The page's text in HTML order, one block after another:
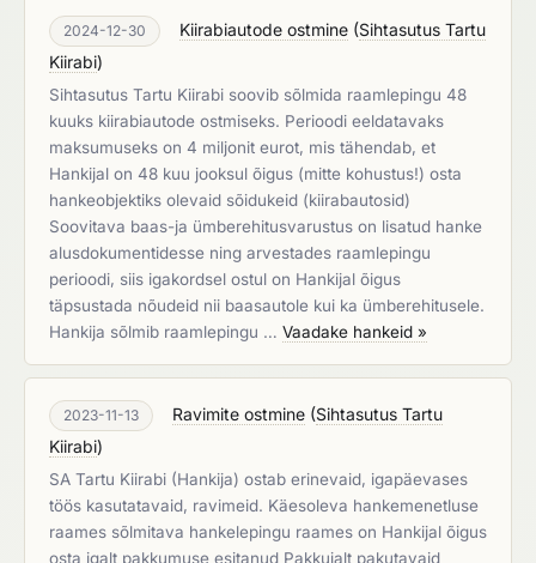
2024-12-30 Kiirabiautode ostmine (Sihtasutus Tartu
Kiirabi)
Sihtasutus Tartu Kiirabi soovib sõlmida raamlepingu 48
kuuks kiirabiautode ostmiseks. Perioodi eeldatavaks
maksumuseks on 4 miljonit eurot, mis tähendab, et
Hankijal on 48 kuu jooksul õigus (mitte kohustus!) osta
hankeobjektiks olevaid sõidukeid (kiirabautosid)
Soovitava baas-ja ümberehitusvarustus on lisatud hanke
alusdokumentidesse ning arvestades raamlepingu
perioodi, siis igakordsel ostul on Hankijal õigus
täpsustada nõudeid nii baasautole kui ka ümberehitusele.
Hankija sõlmib raamlepingu … Vaadake hankeid »
2023-11-13 Ravimite ostmine (Sihtasutus Tartu
Kiirabi)
SA Tartu Kiirabi (Hankija) ostab erinevaid, igapäevases
töös kasutatavaid, ravimeid. Käesoleva hankemenetluse
raames sõlmitava hankelepingu raames on Hankijal õigus
osta igalt pakkumuse esitanud Pakkujalt pakutavaid